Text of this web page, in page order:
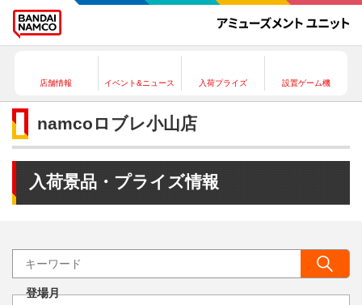
店舗情報 イベント&ニュース 入荷プライズ 設置ゲーム機
namcoロブレ小山店
入荷景品・プライズ情報
登場月